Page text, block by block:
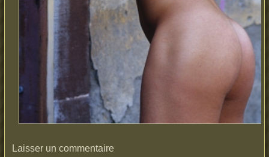
Laisser un commentaire